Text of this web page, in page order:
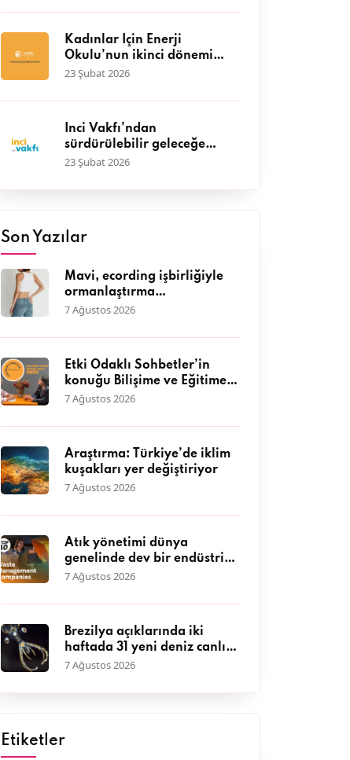
Kadınlar İçin Enerji
Okulu’nun ikinci dönemi
başlıyor
23 Şubat 2026
İnci Vakfı’ndan
sürdürülebilir geleceğe
katkı: IV. Hasat Hibe
başladı
23 Şubat 2026
Son Yazılar
Mavi, ecording işbirliğiyle
ormanlaştırma
çalışmalarına destek
sevgisini müşterileriyle
7 Ağustos 2026
Etki Odaklı Sohbetler’in
konuğu Bilişime ve Eğitime
Erişim Vakfı Genel Müdürü
7 Ağustos 2026
Araştırma: Türkiye’de iklim
kuşakları yer değiştiriyor
7 Ağustos 2026
Atık yönetimi dünya
genelinde dev bir endüstriye
dönüştü
7 Ağustos 2026
Brezilya açıklarında iki
haftada 31 yeni deniz canlısı
keşfedildi
7 Ağustos 2026
Etiketler